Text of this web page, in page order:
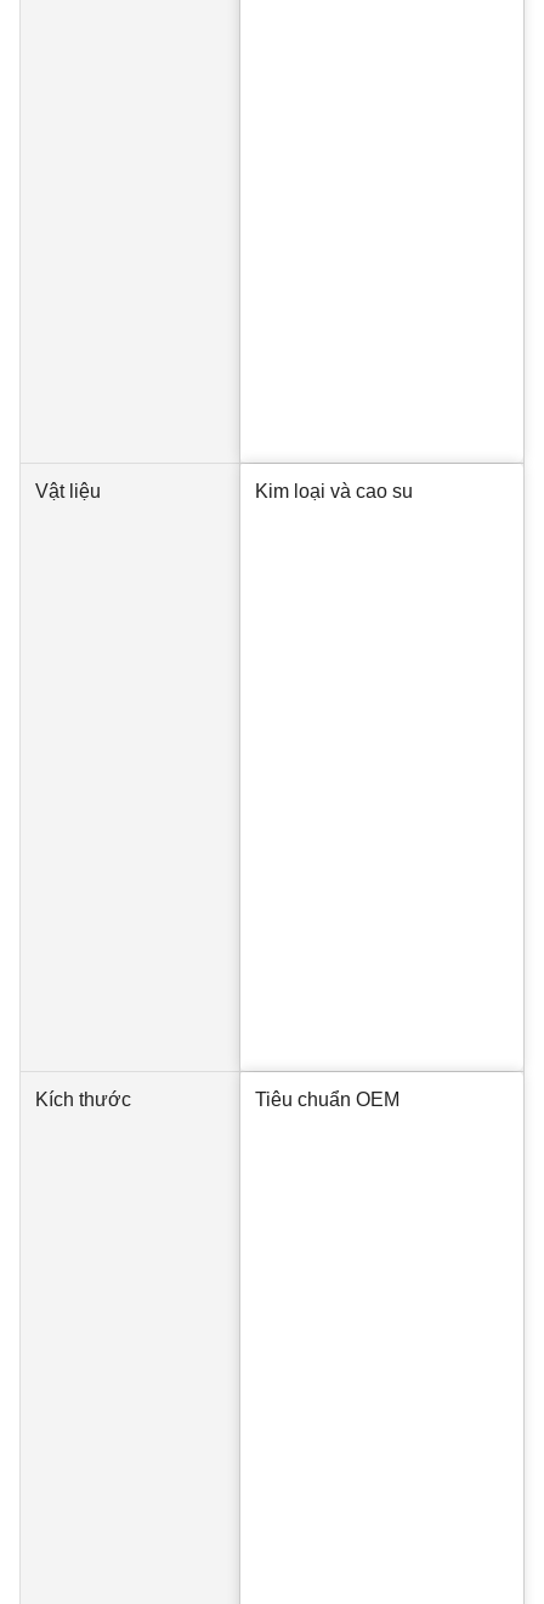
Vật liệu Kim loại và cao su
Kích thước Tiêu chuẩn OEM